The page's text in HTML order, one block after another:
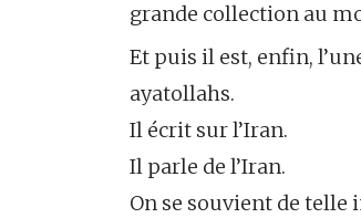
grande collection au
Et puis il est, enfin,
ayatollahs.
Il écrit sur l’Iran.
Il parle de l’Iran.
On se souvient de telle